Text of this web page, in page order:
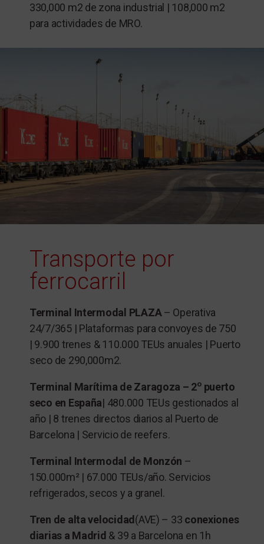
330,000 m2 de zona industrial | 108,000 m2
para actividades de MRO.
Transporte por
ferrocarril
Terminal Intermodal PLAZA– Operativa
24/7/365 | Plataformas para convoyes de 750
| 9.900 trenes & 110.000 TEUs anuales | Puerto
seco de 290,000m2.
Terminal Marítima de Zaragoza – 2opuerto
seco en España| 480.000 TEUs gestionados al
año | 8 trenes directos diarios al Puerto de
Barcelona | Servicio de reefers.
Terminal Intermodal de Monzón –
150.000m² | 67.000 TEUs/año. Servicios
refrigerados, secos y a granel.
Tren de alta velocidad (AVE) – 33 conexiones
diarias a Madrid & 39 a Barcelona en 1h